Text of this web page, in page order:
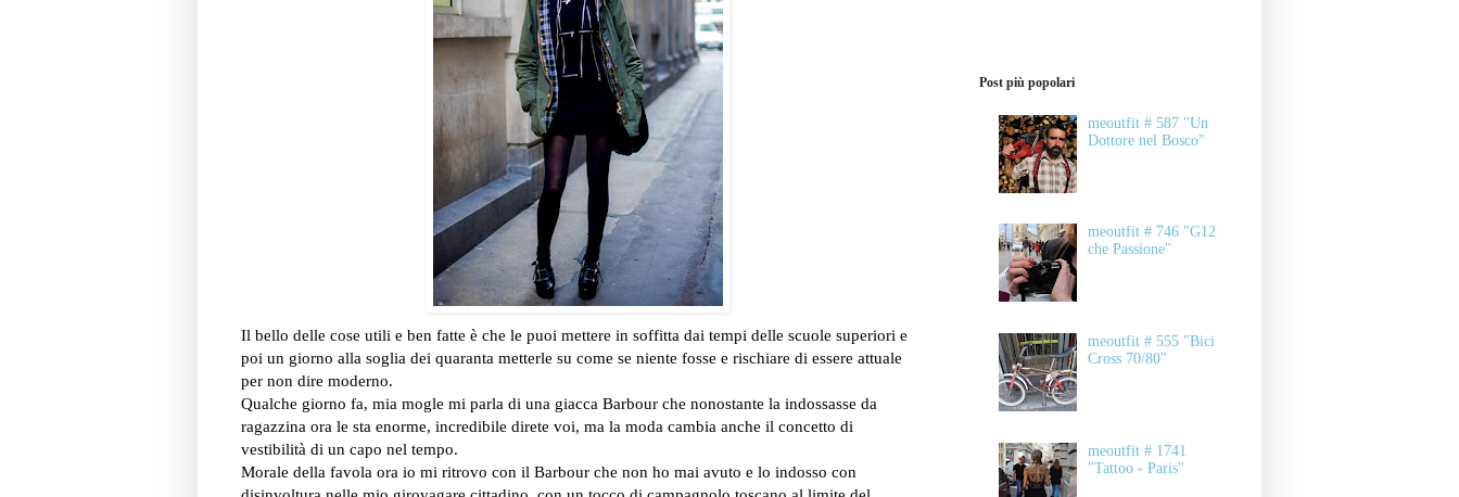
Il bello delle cose utili e ben fatte è che le puoi mettere in soffitta dai tempi delle scuole superiori e
poi un giorno alla soglia dei quaranta metterle su come se niente fosse e rischiare di essere attuale
per non dire moderno.
Qualche giorno fa, mia mogle mi parla di una giacca Barbour che nonostante la indossasse da
ragazzina ora le sta enorme, incredibile direte voi, ma la moda cambia anche il concetto di
vestibilità di un capo nel tempo.
Morale della favola ora io mi ritrovo con il Barbour che non ho mai avuto e lo indosso con
Post più popolari
meoutfit # 587 "Un
Dottore nel Bosco"
meoutfit # 746 "G12
che Passione"
meoutfit # 555 "Bici
Cross 70/80"
meoutfit # 1741
"Tattoo - Paris"